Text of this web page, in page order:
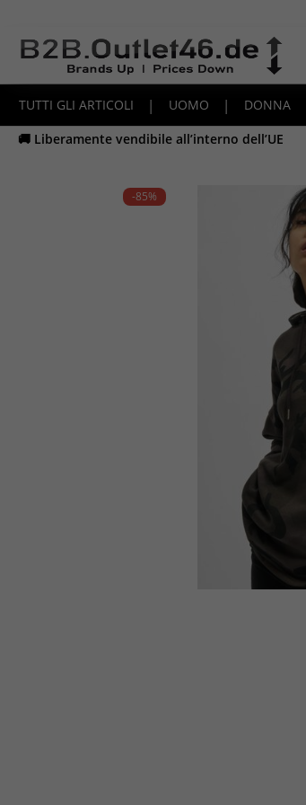
TUTTI GLI ARTICOLI | UOMO | DONNA
🚚 Liberamente vendibile all’interno dell’UE
-85%